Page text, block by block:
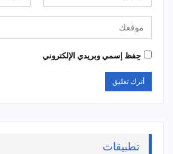
حِفظ إسمي وبريدي الإلكتروني
تطبيقات